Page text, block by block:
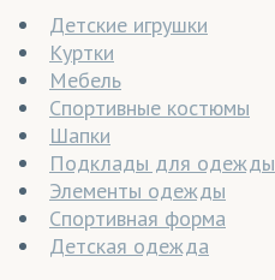
Детские игрушки
Куртки
Мебель
Спортивные костюмы
Шапки
Подклады для одежды
Элементы одежды
Спортивная форма
Детская одежда